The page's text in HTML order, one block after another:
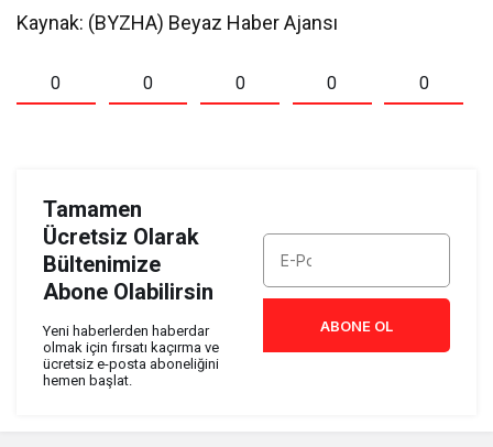
Kaynak: (BYZHA) Beyaz Haber Ajansı
0 0 0 0 0
Tamamen
Ücretsiz Olarak
Bültenimize
Abone Olabilirsin
Yeni haberlerden haberdar
olmak için fırsatı kaçırma ve
ücretsiz e-posta aboneliğini
hemen başlat.
ABONE OL